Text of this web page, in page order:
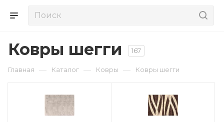
Ковры шегги 167
Главная — Каталог — Ковры — Ковры шегги